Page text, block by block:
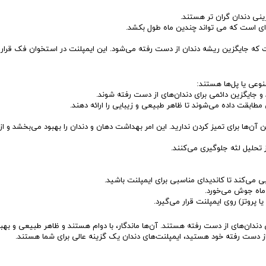
دندان گران تر هستند.
ای است که می تواند چندین ماه طول بکشد.
جایگزین ریشه دندان از دست رفته می‌شود. این ایمپلنت در استخوان فک قرار
یا پل‌ها هستند:
و جایگزین دائمی برای دندان‌های از دست رفته شوند.
داده می‌شوند تا ظاهر طبیعی و زیبایی را ارائه دهند.
آن‌ها برای تمیز کردن ندارید. این امر بهداشت دهان و دندان را بهبود می‌بخشد و از
لثه جلوگیری می‌کنند.
می‌کند تا کاندیدای مناسبی برای ایمپلنت باشید.
روی ایمپلنت قرار می‌گیرد.
از دست رفته هستند. آن‌ها ماندگار، با دوام هستند و ظاهر طبیعی و
از دست رفته خود هستید، ایمپلنت‌های دندان یک گزینه عالی برای شما هستند.